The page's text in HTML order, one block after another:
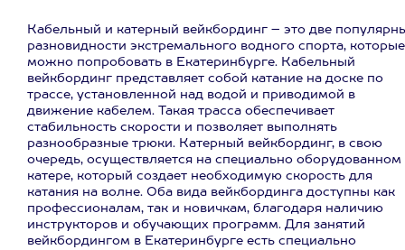
Кабельный и катерный вейкбординг – это две
разновидности экстремального водного спорта, которые
можно попробовать в Екатеринбурге. Кабельный
вейкбординг представляет собой катание на доске по
трассе, установленной над водой и приводимой в
движение кабелем. Такая трасса обеспечивает
стабильность скорости и позволяет выполнять
разнообразные трюки. Катерный вейкбординг, в свою
очередь, осуществляется на специально оборудованном
катере, который создает необходимую скорость для
катания на волне. Оба вида вейкбординга доступны как
профессионалам, так и новичкам, благодаря наличию
инструкторов и обучающих программ. Для занятий
вейкбордингом в Екатеринбурге есть специально